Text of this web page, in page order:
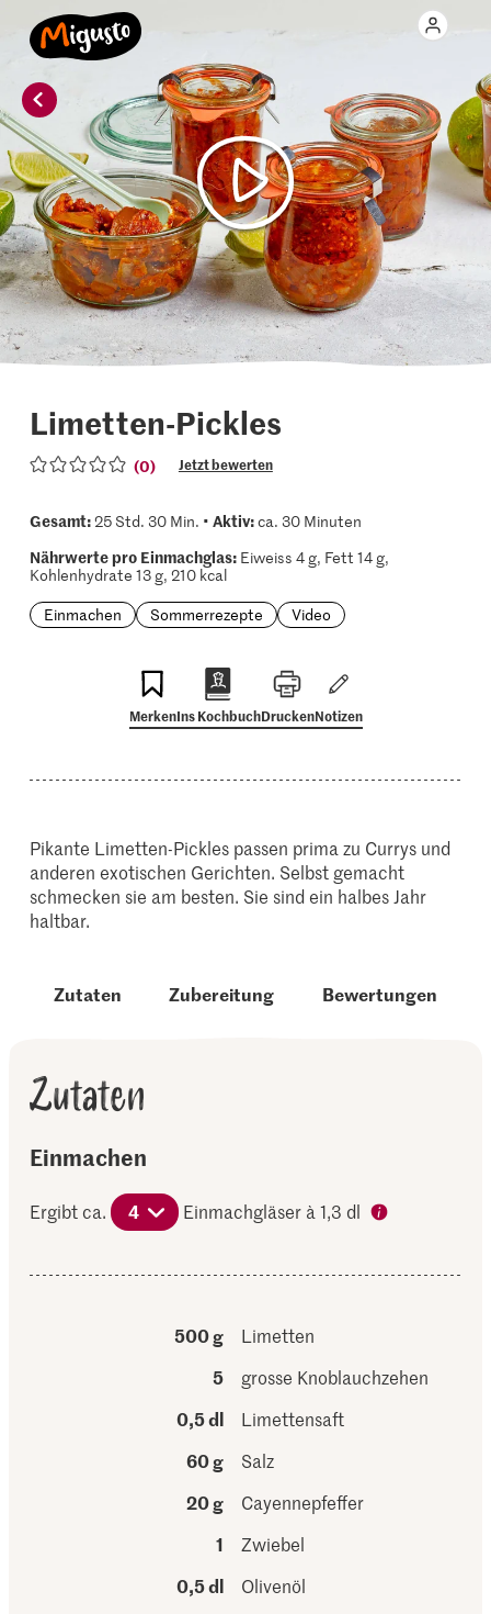
Limetten-Pickles
(0) Jetzt bewerten
Gesamt:25 Std. 30 Min. • Aktiv:ca. 30 Minuten
Nährwerte pro Einmachglas:Eiweiss 4 g, Fett 14 g,
Kohlenhydrate 13 g, 210 kcal
Einmachen
Sommerrezepte Video
MerkenIns KochbuchDruckenNotizen
Pikante Limetten-Pickles passen prima zu Currys und
anderen exotischen Gerichten. Selbst gemacht
schmecken sie am besten. Sie sind ein halbes Jahr
haltbar.
Zutaten Zubereitung Bewertungen
Zutaten
Einmachen
Ergibt ca. 4 Einmachgläser à 1,3 dl
500 g
Limetten
5
grosse Knoblauchzehen
0,5 dl
Limettensaft
60 g
Salz
20 g
Cayennepfeffer
1
Zwiebel
0,5 dl
Olivenöl